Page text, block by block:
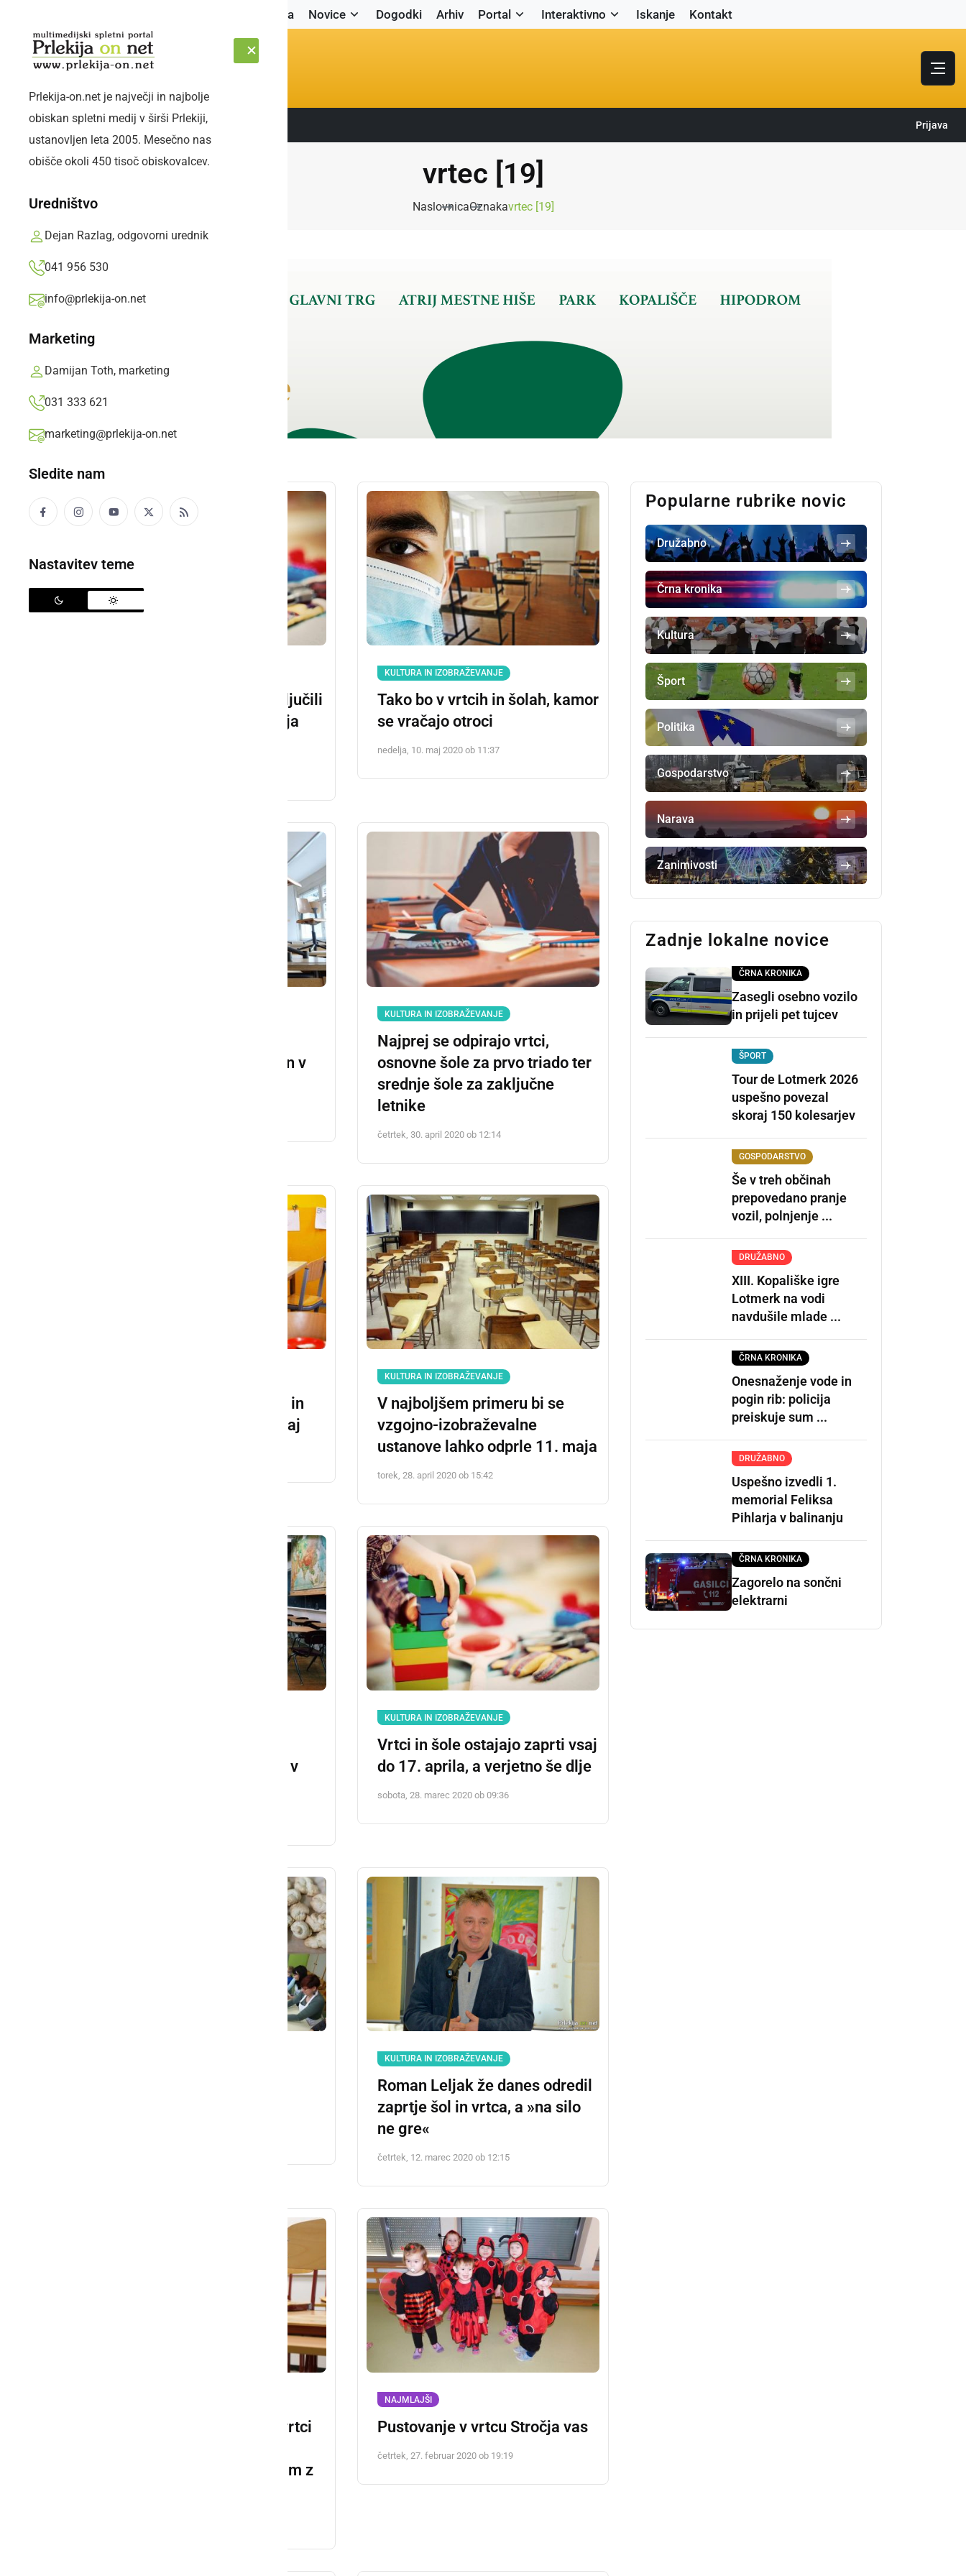
Naslovnica Novice Dogodki Arhiv Portal Interaktivno Iskanje Kontakt
ČETRTEK, 6. AVGUST 2026 Sledite nam: Prijava
Prlekija-on.net je največji in najbolje
obiskan spletni medij v širši Prlekiji,
ustanovljen leta 2005. Mesečno nas
obišče okoli 450 tisoč obiskovalcev.
Uredništvo
Dejan Razlag, odgovorni urednik
041 956 530
info@prlekija-on.net
Marketing
Damijan Toth, marketing
031 333 621
marketing@prlekija-on.net
Sledite nam
Nastavitev teme
vrtec [19]
NaslovnicaOznakavrtec [19]
Starši, ki otrok ne bodo vključili
v vrtec, bodo do konca maja
KULTURA IN IZOBRAŽEVANJE
Tako bo v vrtcih in šolah, kamor
se vračajo otroci
nedelja, 10. maj 2020 ob 11:37
izobraževanja na daljavo in v
KULTURA IN IZOBRAŽEVANJE
Najprej se odpirajo vrtci,
osnovne šole za prvo triado ter
srednje šole za zaključne
letnike
četrtek, 30. april 2020 ob 12:14
Postopno odpiranje vrtcev in
šol je predvideno za 18. maj
KULTURA IN IZOBRAŽEVANJE
V najboljšem primeru bi se
vzgojno-izobraževalne
ustanove lahko odprle 11. maja
torek, 28. april 2020 ob 15:42
postopnem vračanju otrok v
KULTURA IN IZOBRAŽEVANJE
Vrtci in šole ostajajo zaprti vsaj
do 17. aprila, a verjetno še dlje
sobota, 28. marec 2020 ob 09:36
KULTURA IN IZOBRAŽEVANJE
Roman Leljak že danes odredil
zaprtje šol in vrtca, a »na silo
ne gre«
četrtek, 12. marec 2020 ob 12:15
S ponedeljkom zaprti vsi vrtci
nadomestilo plače odsotnim z
NAJMLAJŠI
Pustovanje v vrtcu Stročja vas
četrtek, 27. februar 2020 ob 19:19
Popularne rubrike novic
Družabno
Črna kronika
Kultura
Šport
Politika
Gospodarstvo
Narava
Zanimivosti
Zadnje lokalne novice
ČRNA KRONIKA
Zasegli osebno vozilo
in prijeli pet tujcev
ŠPORT
Tour de Lotmerk 2026
uspešno povezal
skoraj 150 kolesarjev
GOSPODARSTVO
Še v treh občinah
prepovedano pranje
vozil, polnjenje ...
DRUŽABNO
XIII. Kopališke igre
Lotmerk na vodi
navdušile mlade ...
ČRNA KRONIKA
Onesnaženje vode in
pogin rib: policija
preiskuje sum ...
DRUŽABNO
Uspešno izvedli 1.
memorial Feliksa
Pihlarja v balinanju
ČRNA KRONIKA
Zagorelo na sončni
elektrarni